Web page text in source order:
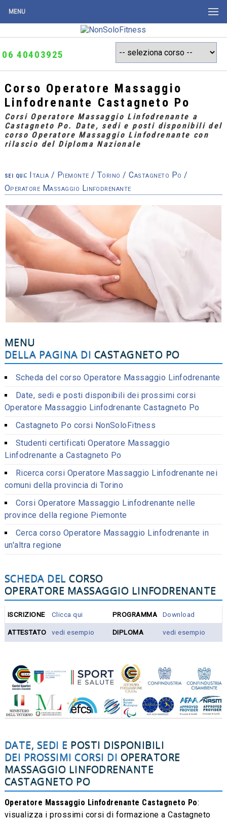
06 40403925
Corso Operatore Massaggio
Linfodrenante Castagneto Po
Corsi Operatore Massaggio Linfodrenante a
Castagneto Po. Date, sedi e posti disponibili del
corso Operatore Massaggio Linfodrenante con
rilascio del Diploma Nazionale
sei qui: Italia / Piemonte / Torino/Castagneto Po /
Operatore Massaggio Linfodrenante
MENU
DELLA PAGINA DI CASTAGNETO PO
Scheda del corso Operatore Massaggio Linfodrenante
Date, sedi e posti disponibili dei prossimi corsi
Operatore Massaggio Linfodrenante Castagneto Po
Castagneto Po corsi NonSoloFitness
Studenti certificati Operatore Massaggio
Linfodrenante a Castagneto Po
Ricerca corsi Operatore Massaggio Linfodrenante nei
comuni della provincia di Torino
Corsi Operatore Massaggio Linfodrenante nelle
province della regione Piemonte
Cerca corso Operatore Massaggio Linfodrenante in
un'altra regione
SCHEDA DELCORSO
OPERATORE MASSAGGIO LINFODRENANTE
ISCRIZIONE Clicca qui PROGRAMMA Download
ATTESTATO vedi esempio DIPLOMA vedi esempio
DATE, SEDI E POSTI DISPONIBILI
DEI PROSSIMI CORSI DI OPERATORE
MASSAGGIO LINFODRENANTE
CASTAGNETO PO
Operatore Massaggio Linfodrenante Castagneto Po:
visualizza i prossimi corsi di formazione a Castagneto
MENU